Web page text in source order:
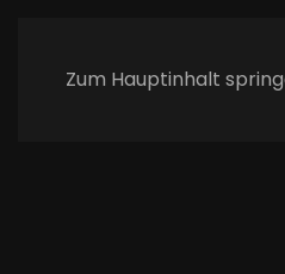
Zum Hauptinhalt